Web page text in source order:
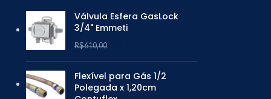
Válvula Esfera GasLock
3/4" Emmeti
R$610,00
Flexível para Gás 1/2
Polegada x 1,20cm